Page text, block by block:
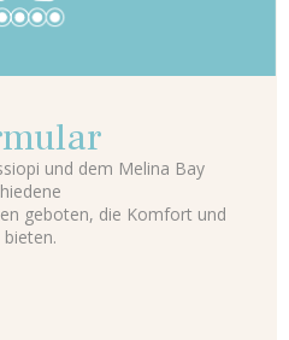
und dem Melina Bay
geboten, die Komfort und